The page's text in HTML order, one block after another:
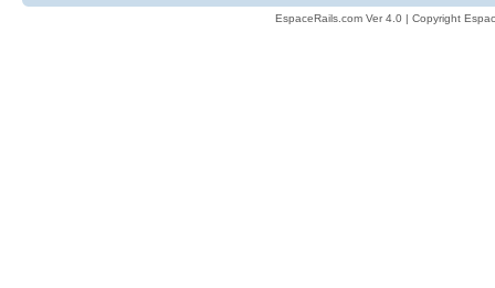
EspaceRails.com Ver 4.0 | Copyright